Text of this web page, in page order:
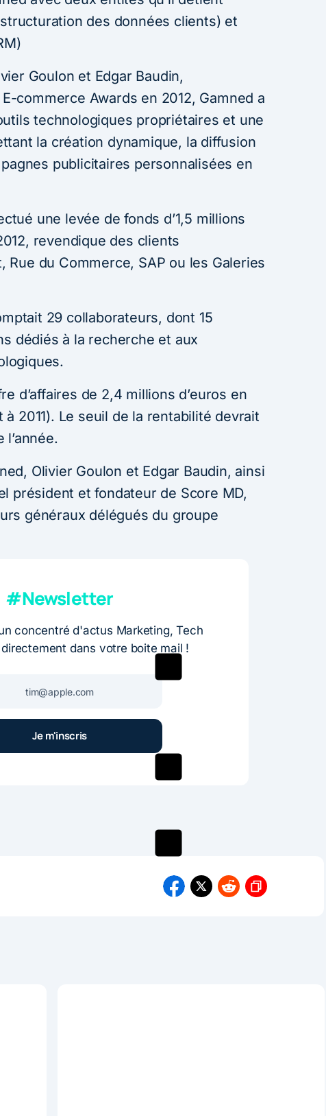
des données clients) et
Goulon et Edgar Baudin,
commerce Awards en 2012, Gamned a
technologiques propriétaires et une
la création dynamique, la diffusion
publicitaires personnalisées en
une levée de fonds d’1,5 millions
revendique des clients
Rue du Commerce, SAP ou les Galeries
29 collaborateurs, dont 15
dédiés à la recherche et aux
d’affaires de 2,4 millions d’euros en
2011). Le seuil de la rentabilité devrait
l’année.
Olivier Goulon et Edgar Baudin, ainsi
président et fondateur de Score MD,
généraux délégués du groupe
#Newsletter
concentré d'actus Marketing, Tech
dans votre boite mail !